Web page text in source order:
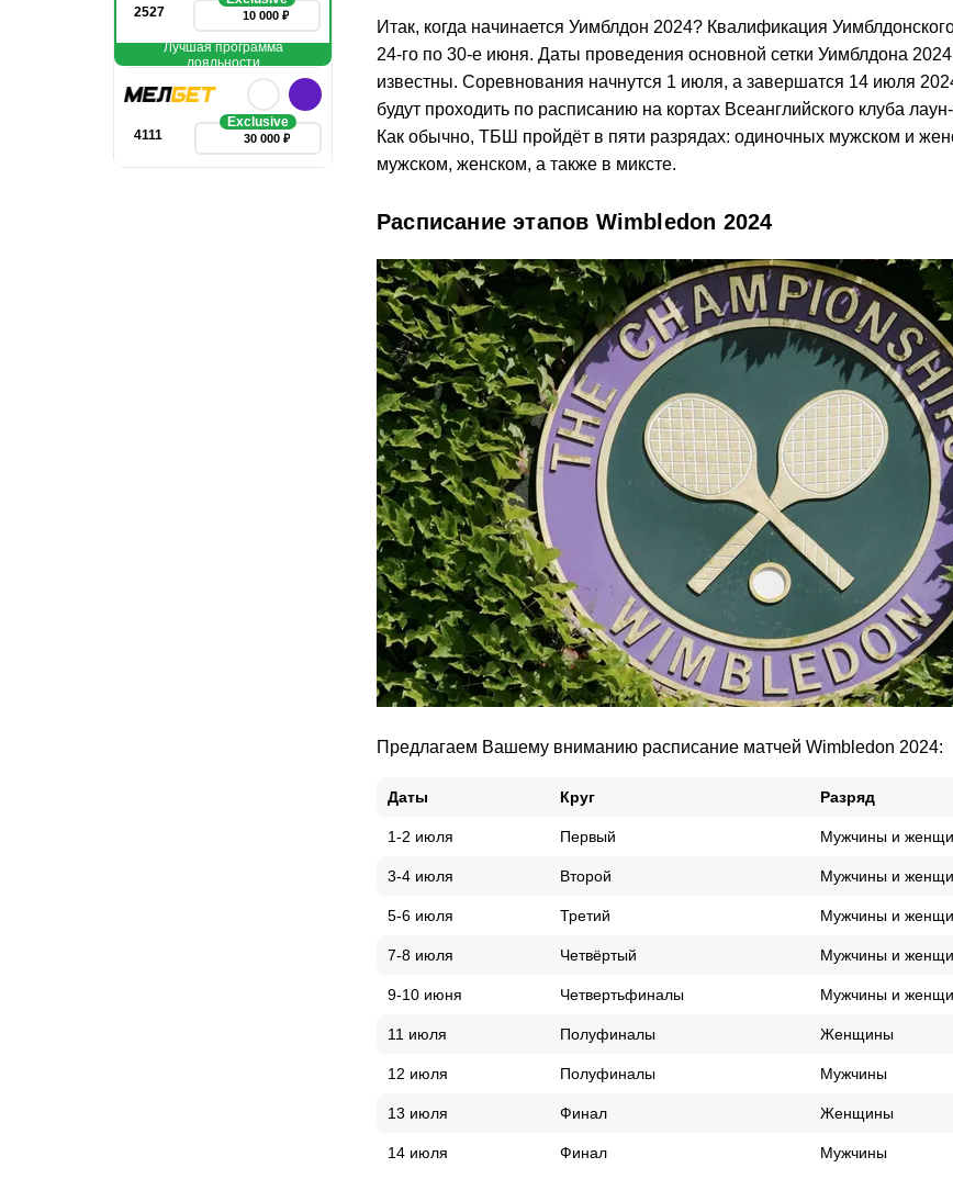
Итак, когда начинается Уимблдон 2024? Квалификация
24-го по 30-е июня. Даты проведения основной сетки Уимблдона 2024
известны. Соревнования начнутся 1 июля, а завершатся 14 июля
будут проходить по расписанию на кортах Всеанглийского клуба
Как обычно, ТБШ пройдёт в пяти разрядах: одиночных мужском и
мужском, женском, а также в миксте.
Расписание этапов Wimbledon 2024
Предлагаем Вашему вниманию расписание матчей Wimbledon 2024:
Даты Круг Разряд
1-2 июля Первый Мужчины и
3-4 июля Второй Мужчины и
5-6 июля Третий Мужчины и
7-8 июля Четвёртый Мужчины и
9-10 июня Четвертьфиналы Мужчины и
11 июля Полуфиналы Женщины
12 июля Полуфиналы Мужчины
13 июля Финал Женщины
14 июля Финал Мужчины
2527 10 000 ₽
Лучшая программа
лояльности
4111
Exclusive
30 000 ₽